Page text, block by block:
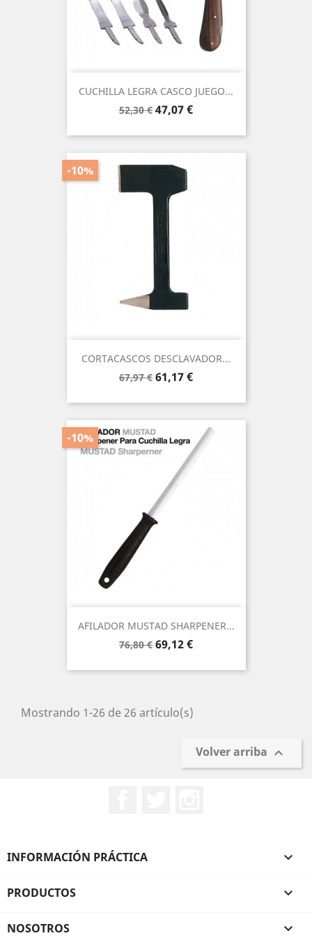
CUCHILLA LEGRA CASCO JUEGO...
Precio
52,30 € Precio
47,07 €
CORTACASCOS DESCLAVADOR...
Precio
67,97 €
-10%
Precio
61,17 €
AFILADOR MUSTAD SHARPENER...
Precio
76,80 €
-10%
Precio
69,12 €
Mostrando 1-26 de 26 artículo(s)
Volver arriba 
INFORMACIÓN PRÁCTICA 
PRODUCTOS 
NOSOTROS 